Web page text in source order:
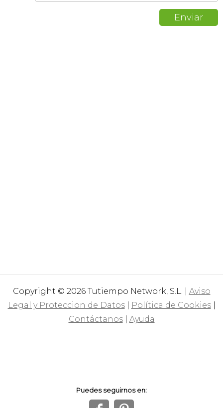
Copyright © 2026 Tutiempo Network, S.L. | Aviso
Legal y Proteccion de Datos| Política de Cookies|
Contáctanos| Ayuda
Puedes seguirnos en: